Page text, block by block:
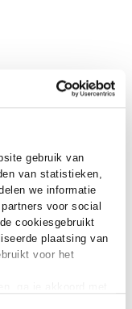
gebruik van
van statistieken,
we informatie
voor social
cookiesgebruikt
plaatsing van
voor het